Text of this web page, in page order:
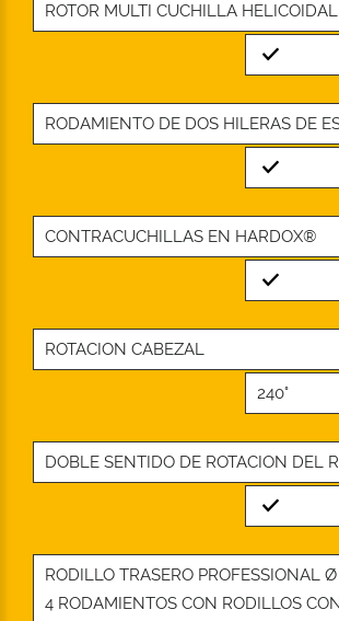
ROTOR MULTI CUCHILLA HELICOIDAL
Standard
RODAMIENTO DE DOS HILERAS DE
Standard
CONTRACUCHILLAS EN HARDOX®
Standard
ROTACION CABEZAL
240°
DOBLE SENTIDO DE ROTACION DEL
Standard
RODILLO TRASERO PROFESSIONAL
4 RODAMIENTOS CON RODILLOS